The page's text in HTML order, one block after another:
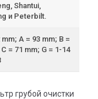
Shantui,
и Peterbilt.
mm; A = 93 mm; B =
= 71 mm; G = 1-14
грубой очистки